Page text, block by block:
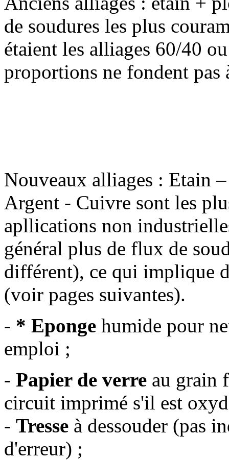
de soudures les plus
étaient les alliages 60/40
proportions ne fondent pas
Nouveaux alliages : Etain
Argent - Cuivre sont les
apllications non
général plus de flux de
différent), ce qui implique
(voir pages suivantes).
- * Eponge humide pour
emploi ;
- Papier de verre au grain
circuit imprimé s'il est
- Tresse à dessouder (pas
d'erreur) ;